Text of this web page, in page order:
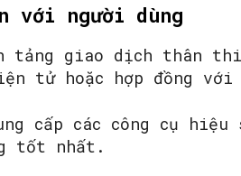
với người dùng
tảng giao dịch thân
tử hoặc hợp đồng
cấp các công cụ
tốt nhất.